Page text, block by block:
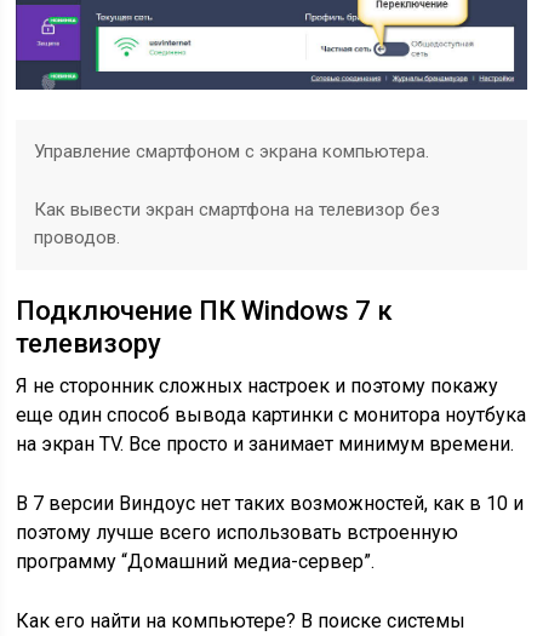
Управление смартфоном с экрана компьютера.
Как вывести экран смартфона на телевизор без
проводов.
Подключение ПК Windows 7 к
телевизору
Я не сторонник сложных настроек и поэтому покажу
еще один способ вывода картинки с монитора ноутбука
на экран TV. Все просто и занимает минимум времени.
В 7 версии Виндоус нет таких возможностей, как в 10 и
поэтому лучше всего использовать встроенную
программу “Домашний медиа-сервер”.
Как его найти на компьютере? В поиске системы